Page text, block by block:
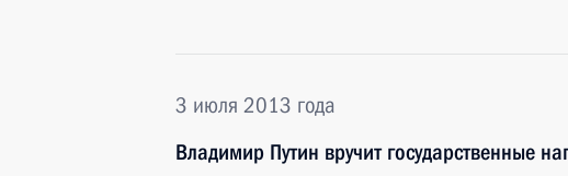
3 июля 2013 года
Владимир Путин вручит государственные